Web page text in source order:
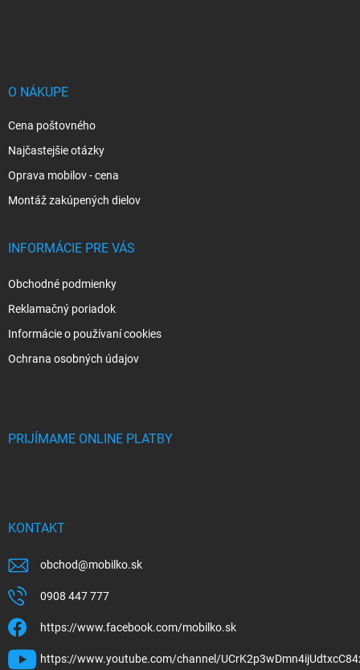
O NÁKUPE
Cena poštovného
Najčastejšie otázky
Oprava mobilov - cena
Montáž zakúpených dielov
INFORMÁCIE PRE VÁS
Obchodné podmienky
Reklamačný poriadok
Informácie o používaní cookies
Ochrana osobných údajov
PRIJÍMAME ONLINE PLATBY
KONTAKT
obchod@mobilko.sk
0908 447 777
https://www.facebook.com/mobilko.sk
https://www.youtube.com/channel/